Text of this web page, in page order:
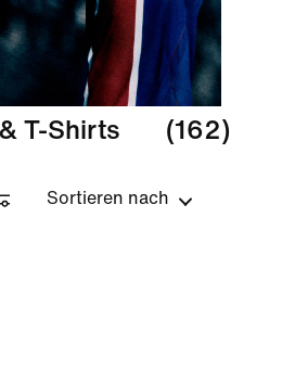
T-Shirts
(162)
Sortieren nach